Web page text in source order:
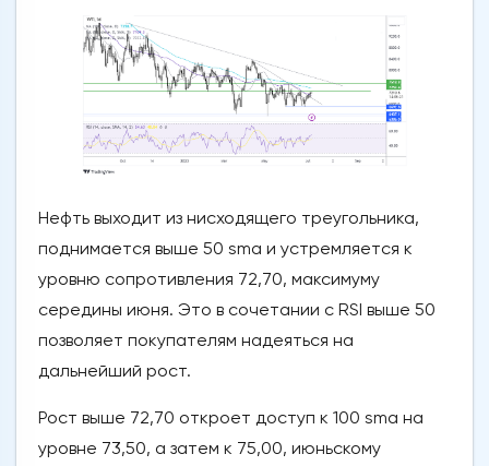
Нефть выходит из нисходящего треугольника,
поднимается выше 50 sma и устремляется к
уровню сопротивления 72,70, максимуму
середины июня. Это в сочетании с RSI выше 50
позволяет покупателям надеяться на
дальнейший рост.
Рост выше 72,70 откроет доступ к 100 sma на
уровне 73,50, а затем к 75,00, июньскому